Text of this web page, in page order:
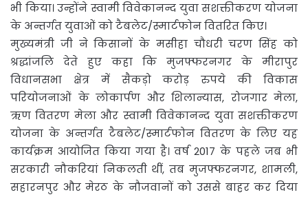
भी किया। उन्होंने स्वामी विवेकानन्द युवा सशक्तीकरण योजना
के अन्तर्गत युवाओं को टैबलेट/स्मार्टफोन वितरित किए।
मुख्यमंत्री जी ने किसानों के मसीहा चौधरी चरण सिंह को
श्रद्धांजलि देते हुए कहा कि मुजफ्फरनगर के मीरापुर
विधानसभा क्षेत्र में सैकड़ो करोड़ रुपये की विकास
परियोजनाओं के लोकार्पण और शिलान्यास, रोजगार मेला,
ऋण वितरण मेला और स्वामी विवेकानन्द युवा सशक्तीकरण
योजना के अन्तर्गत टैबलेट/स्मार्टफोन वितरण के लिए यह
कार्यक्रम आयोजित किया गया है। वर्ष 2017 के पहले जब भी
सरकारी नौकरियां निकलती थीं, तब मुजफ्फरनगर, शामली,
सहारनपुर और मेरठ के नौजवानों को उससे बाहर कर दिया